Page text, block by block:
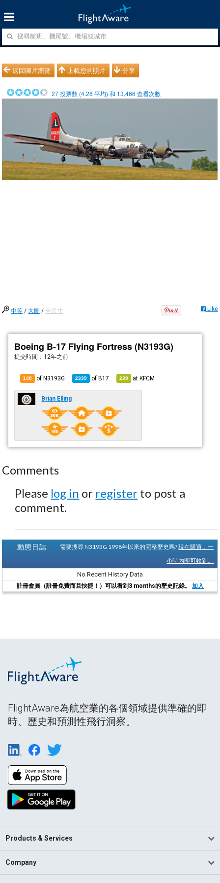
返回圖片瀏覽 上載您的照片 分享
27投票数 (4.28 平均) 和 13,466 查看次數
中等 /大圖 / 全尺寸 Like
Boeing B-17 Flying Fortress (N3193G)
提交時間： 12年之前
140 of N3193G 2339 ofB17 239 atKFCM
Brian Elling
Comments
Please log in or register to post a
comment.
動態日誌 需要搜尋 N3193G 1998年以來的完整歷史嗎?現在購買，一
小時內即可收到。
No Recent History Data
註冊會員（註冊免費而且快捷！）可以看到3 months的歷史記錄。 加入
FlightAware為航空業的各個領域提供準確的即
時、歷史和預測性飛行洞察。
Products & Services
Company